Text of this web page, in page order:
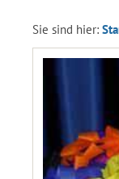
Sie sind hier: